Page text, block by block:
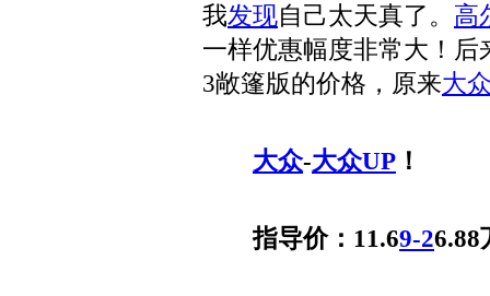
我发现自己太天真了。 高
一样优惠幅度非常大！后
3敞篷版的价格，原来大
大众-大众UP ！
指导价：11.69-26.88